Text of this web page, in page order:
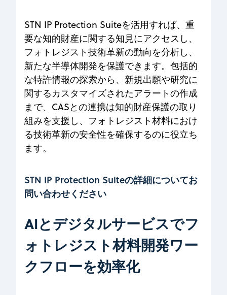
STN IP Protection Suiteを活用すれば、重
要な知的財産に関する知見にアクセスし、
フォトレジスト技術革新の動向を分析し、
新たな半導体開発を保護できます。包括的
な特許情報の探索から、新規出願や研究に
関するカスタマイズされたアラートの作成
まで、CASとの連携は知的財産保護の取り
組みを支援し、フォトレジスト材料におけ
る技術革新の安全性を確保するのに役立ち
ます。
STN IP Protection Suiteの詳細についてお
問い合わせください
AIとデジタルサービスでフ
ォトレジスト材料開発ワー
クフローを効率化